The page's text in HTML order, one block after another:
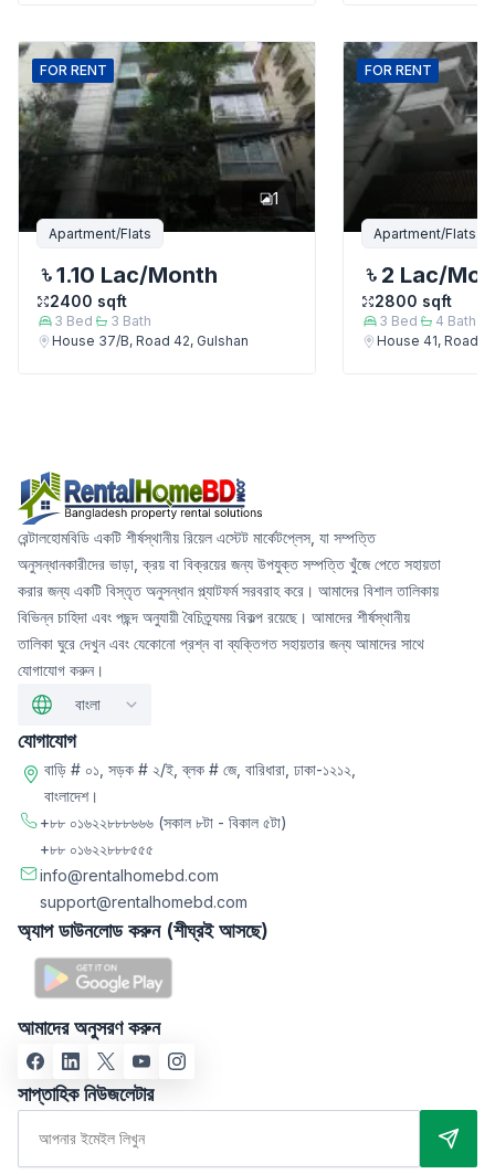
FOR RENT
1
Apartment/Flats
1.10 Lac/Month
2400 sqft
3 Bed 3 Bath
House 37/B, Road 42, Gulshan
FOR RENT
Apartment/Flats
2 Lac/
2800 sqft
3 Bed 4 Bath
House 41, Road
রেন্টালহোমবিডি একটি শীর্ষস্থানীয় রিয়েল এস্টেট মার্কেটপ্লেস, যা সম্পত্তি
অনুসন্ধানকারীদের ভাড়া, ক্রয় বা বিক্রয়ের জন্য উপযুক্ত সম্পত্তি খুঁজে পেতে সহায়তা
করার জন্য একটি বিস্তৃত অনুসন্ধান প্ল্যাটফর্ম সরবরাহ করে। আমাদের বিশাল তালিকায়
বিভিন্ন চাহিদা এবং পছন্দ অনুযায়ী বৈচিত্র্যময় বিকল্প রয়েছে। আমাদের শীর্ষস্থানীয়
তালিকা ঘুরে দেখুন এবং যেকোনো প্রশ্ন বা ব্যক্তিগত সহায়তার জন্য আমাদের সাথে
যোগাযোগ করুন।
বাংলা
যোগাযোগ
বাড়ি # ০১, সড়ক # ২/ই, ব্লক # জে, বারিধারা, ঢাকা-১২১২,
বাংলাদেশ।
+৮৮ ০১৬২২৮৮৮৬৬৬ (সকাল ৮টা - বিকাল ৫টা)
+৮৮ ০১৬২২৮৮৮৫৫৫
info@rentalhomebd.com
support@rentalhomebd.com
অ্যাপ ডাউনলোড করুন (শীঘ্রই আসছে)
আমাদের অনুসরণ করুন
সাপ্তাহিক নিউজলেটার